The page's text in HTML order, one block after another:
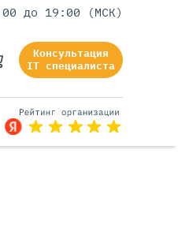
до 19:00 (МСК)
Консультация
IT специалиста